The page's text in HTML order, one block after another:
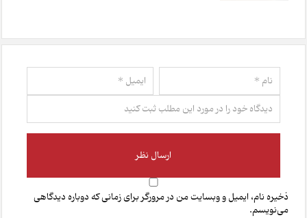
ذخیره نام، ایمیل و وبسایت من در مرورگر برای زمانی که دوباره دیدگاهی
می‌نویسم.